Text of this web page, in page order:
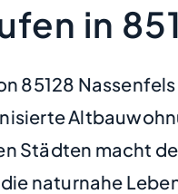
in
85128
Städten macht
naturnahe